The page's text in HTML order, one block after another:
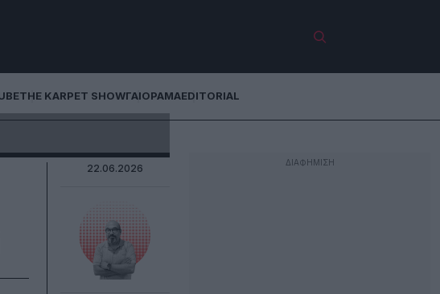
THE KARPET SHOWΓΑΙΟΡΑΜΑEDITORIAL
22.06.2026